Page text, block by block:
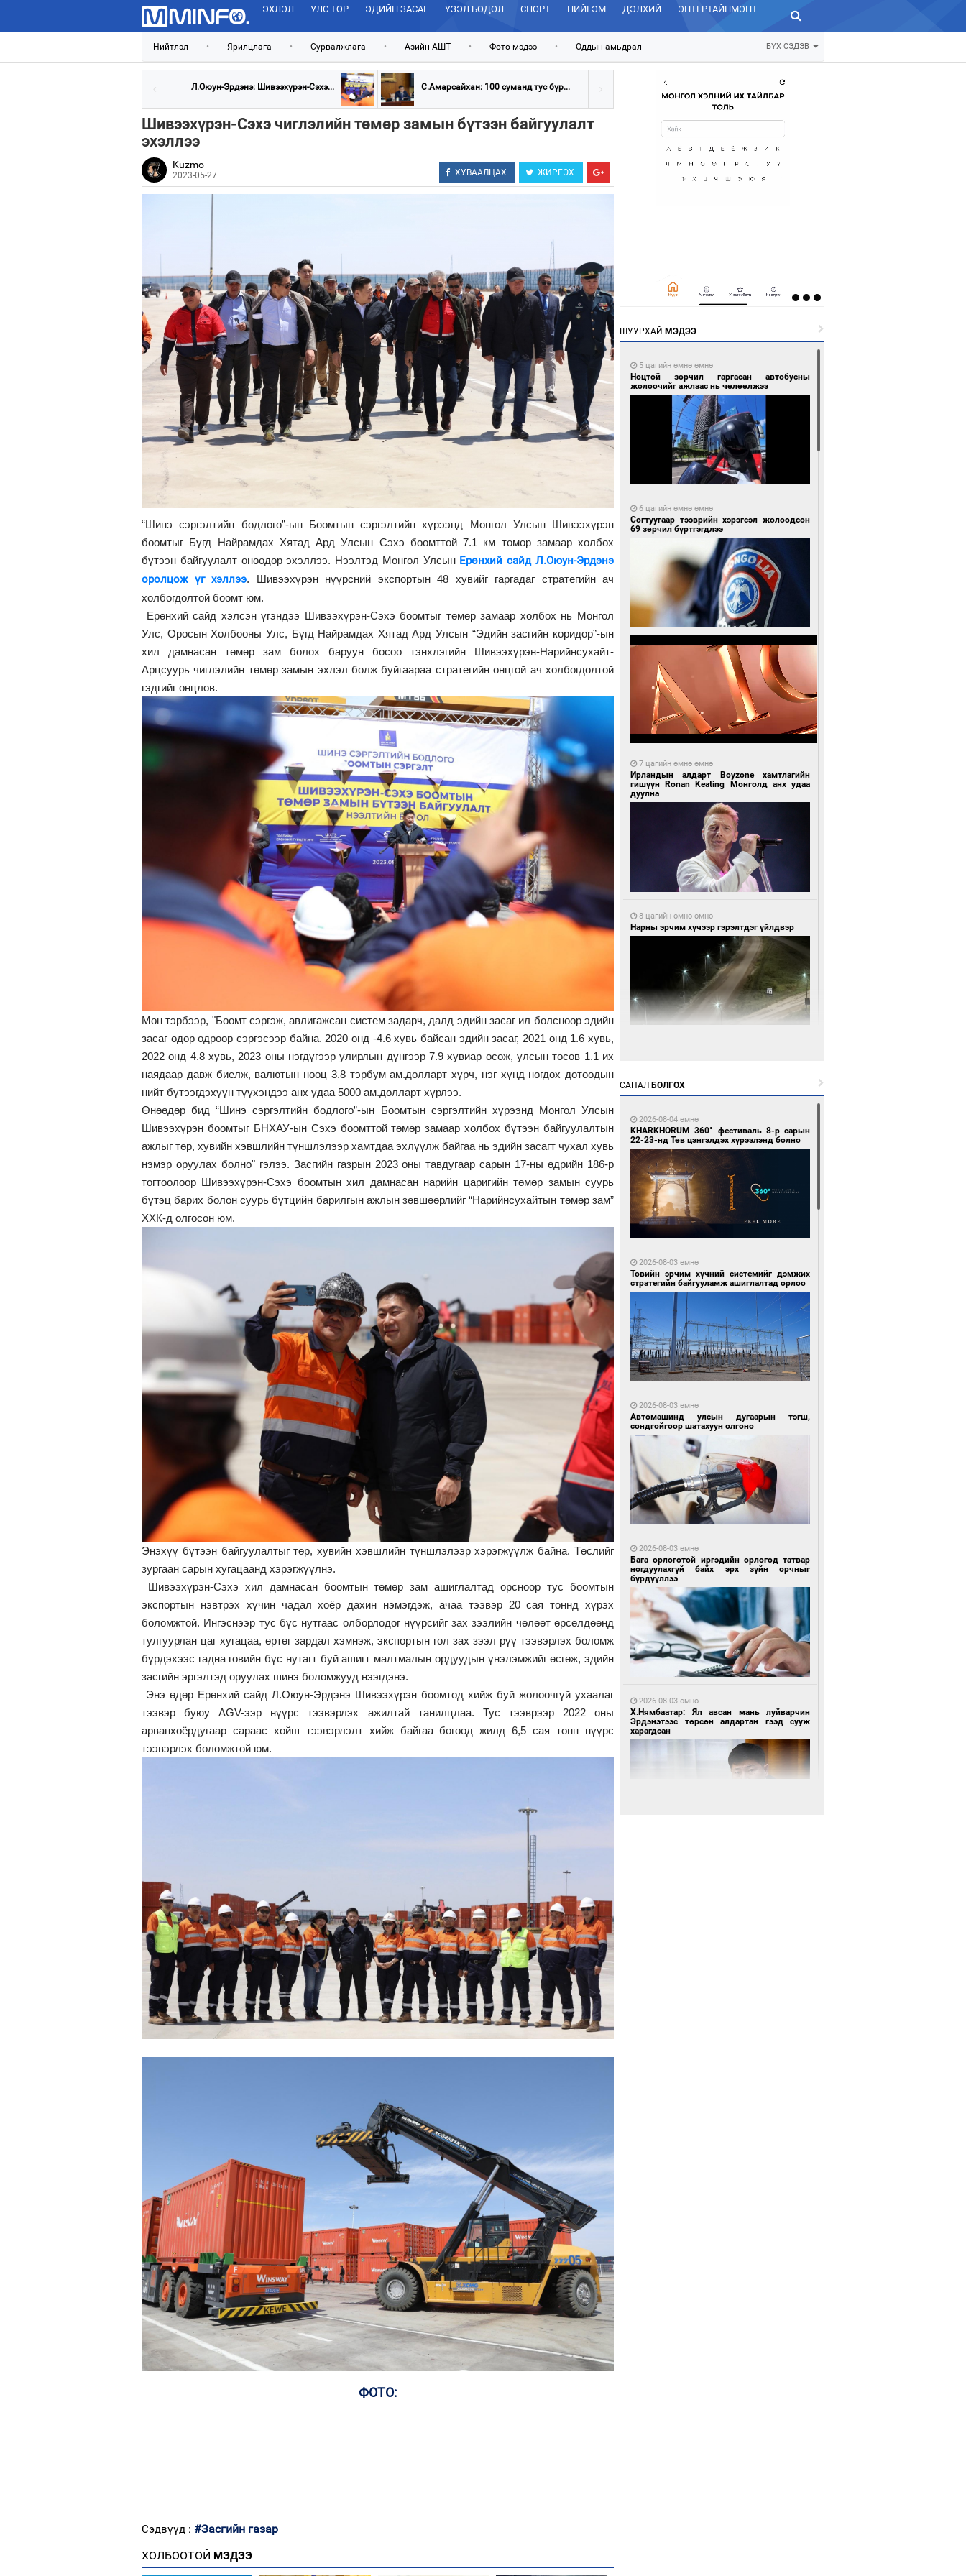
ЭХЛЭЛ УЛС ТӨР ЭДИЙН ЗАСАГ ҮЗЭЛ БОДОЛ СПОРТ НИЙГЭМ ДЭЛХИЙ ЭНТЕРТАЙНМЭНТ ЗУРХАЙ
Нийтлэл • Ярилцлага • Сурвалжлага • Азийн АШТ • Фото мэдээ • Оддын амьдрал БҮХ СЭДЭВ
Л.Оюун-Эрдэнэ: Шивээхүрэн-Сэхэ... С.Амарсайхан: 100 суманд тус бүр...
Шивээхүрэн-Сэхэ чиглэлийн төмөр замын бүтээн байгуулалт
эхэллээ
Kuzmo
2023-05-27 ХУВААЛЦАХ ЖИРГЭХ
“Шинэ сэргэлтийн бодлого”-ын Боомтын сэргэлтийн хүрээнд Монгол Улсын Шивээхүрэн
боомтыг Бүгд Найрамдах Хятад Ард Улсын Сэхэ боомттой 7.1 км төмөр замаар холбох
бүтээн байгуулалт өнөөдөр эхэллээ. Нээлтэд Монгол Улсын Ерөнхий сайд Л.Оюун-Эрдэнэ
оролцож үг хэллээ. Шивээхүрэн нүүрсний экспортын 48 хувийг гаргадаг стратегийн ач
холбогдолтой боомт юм.
Ерөнхий сайд хэлсэн үгэндээ Шивээхүрэн-Сэхэ боомтыг төмөр замаар холбох нь Монгол
Улс, Оросын Холбооны Улс, Бүгд Найрамдах Хятад Ард Улсын “Эдийн засгийн коридор”-ын
хил дамнасан төмөр зам болох баруун босоо тэнхлэгийн Шивээхүрэн-Нарийнсухайт-
Арцсуурь чиглэлийн төмөр замын эхлэл болж буйгаараа стратегийн онцгой ач холбогдолтой
гэдгийг онцлов.
Мөн тэрбээр, "Боомт сэргэж, авлигажсан систем задарч, далд эдийн засаг ил болсноор эдийн
засаг өдөр өдрөөр сэргэсээр байна. 2020 онд -4.6 хувь байсан эдийн засаг, 2021 онд 1.6 хувь,
2022 онд 4.8 хувь, 2023 оны нэгдүгээр улирлын дүнгээр 7.9 хувиар өсөж, улсын төсөв 1.1 их
наядаар давж биелж, валютын нөөц 3.8 тэрбум ам.долларт хүрч, нэг хүнд ногдох дотоодын
нийт бүтээгдэхүүн түүхэндээ анх удаа 5000 ам.долларт хүрлээ.
Өнөөдөр бид “Шинэ сэргэлтийн бодлого”-ын Боомтын сэргэлтийн хүрээнд Монгол Улсын
Шивээхүрэн боомтыг БНХАУ-ын Сэхэ боомттой төмөр замаар холбох бүтээн байгуулалтын
ажлыг төр, хувийн хэвшлийн түншлэлээр хамтдаа эхлүүлж байгаа нь эдийн засагт чухал хувь
нэмэр оруулах болно" гэлээ. Засгийн газрын 2023 оны тавдугаар сарын 17-ны өдрийн 186-р
тогтоолоор Шивээхүрэн-Сэхэ боомтын хил дамнасан нарийн царигийн төмөр замын суурь
бүтэц барих болон суурь бүтцийн барилгын ажлын зөвшөөрлийг “Нарийнсухайтын төмөр зам”
ХХК-д олгосон юм.
Энэхүү бүтээн байгуулалтыг төр, хувийн хэвшлийн түншлэлээр хэрэгжүүлж байна. Төслийг
зургаан сарын хугацаанд хэрэгжүүлнэ.
Шивээхүрэн-Сэхэ хил дамнасан боомтын төмөр зам ашиглалтад орсноор тус боомтын
экспортын нэвтрэх хүчин чадал хоёр дахин нэмэгдэж, ачаа тээвэр 20 сая тоннд хүрэх
боломжтой. Ингэснээр тус бүс нутгаас олборлодог нүүрсийг зах зээлийн чөлөөт өрсөлдөөнд
тулгуурлан цаг хугацаа, өртөг зардал хэмнэж, экспортын гол зах зээл рүү тээвэрлэх боломж
бүрдэхээс гадна говийн бүс нутагт буй ашигт малтмалын ордуудын үнэлэмжийг өсгөж, эдийн
засгийн эргэлтэд оруулах шинэ боломжууд нээгдэнэ.
Энэ өдөр Ерөнхий сайд Л.Оюун-Эрдэнэ Шивээхүрэн боомтод хийж буй жолоочгүй ухаалаг
тээвэр буюу AGV-ээр нүүрс тээвэрлэх ажилтай танилцлаа. Тус тээврээр 2022 оны
арванхоёрдугаар сараас хойш тээвэрлэлт хийж байгаа бөгөөд жилд 6,5 сая тонн нүүрс
тээвэрлэх боломжтой юм.
ФОТО:
Сэдвүүд : #Засгийн газар
ХОЛБООТОЙ МЭДЭЭ
ШУУРХАЙ МЭДЭЭ
5 цагийн өмнө өмнө
Ноцтой зөрчил гаргасан автобусны
жолоочийг ажлаас нь чөлөөлжээ
6 цагийн өмнө өмнө
Согтуугаар тээврийн хэрэгсэл жолоодсон
69 зөрчил бүртгэгдлээ
7 цагийн өмнө өмнө
Ирландын алдарт Boyzone хамтлагийн
гишүүн Ronan Keating Монголд анх удаа
дуулна
8 цагийн өмнө өмнө
Нарны эрчим хүчээр гэрэлтдэг үйлдвэр
9 цагийн өмнө өмнө
Өнөөдөр сондгой тоогоор төгссөн улсын
дугаартай автомашинтай иргэдэд шатахуун
олгоно
9 цагийн өмнө өмнө
УИХ-ын дарга С.Бямбацогт Сутай хайрхны
тэнгэрийг тахих тахилгад оролцлоо
9 цагийн өмнө өмнө
Зургаан цагаан мэнгэтэй харагчин үхэр
өдөр
9 цагийн өмнө өмнө
Бороо орохгүй, өдөртөө 28-30 хэм дулаан
байна
САНАЛ БОЛГОХ
2026-08-04 өмнө
KHARKHORUM 360° фестиваль 8-р сарын
22-23-нд Төв цэнгэлдэх хүрээлэнд болно
2026-08-03 өмнө
Төвийн эрчим хүчний системийг дэмжих
стратегийн байгууламж ашиглалтад орлоо
2026-08-03 өмнө
Автомашинд улсын дугаарын тэгш,
сондгойгоор шатахуун олгоно
2026-08-03 өмнө
Бага орлоготой иргэдийн орлогод татвар
ногдуулахгүй байх эрх зүйн орчныг
бүрдүүллээ
2026-08-03 өмнө
Х.Нямбаатар: Ял авсан мань луйварчин
Эрдэнэтээс төрсөн алдартан гээд сууж
харагдсан